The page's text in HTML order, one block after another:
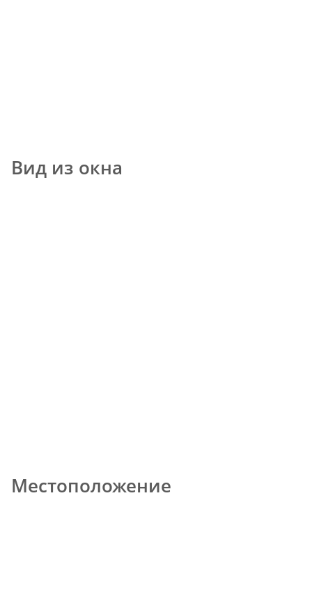
Вид из окна
Местоположение